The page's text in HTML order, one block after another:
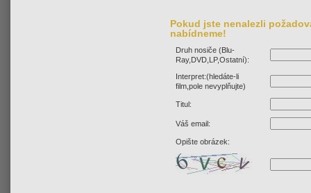
Pokud jste nenalezli
nabídneme!
Druh nosiče (Blu-
Ray,DVD,LP,Ostatní):
Interpret:(hledáte-li
film,pole nevyplňujte)
Titul:
Váš email:
Opište obrázek: